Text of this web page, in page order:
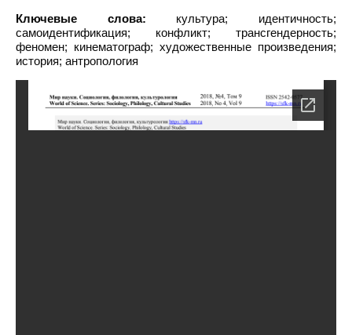
Ключевые слова: культура; идентичность;
самоидентификация; конфликт; трансгендерность;
феномен; кинематограф; художественные произведения;
история; антропология